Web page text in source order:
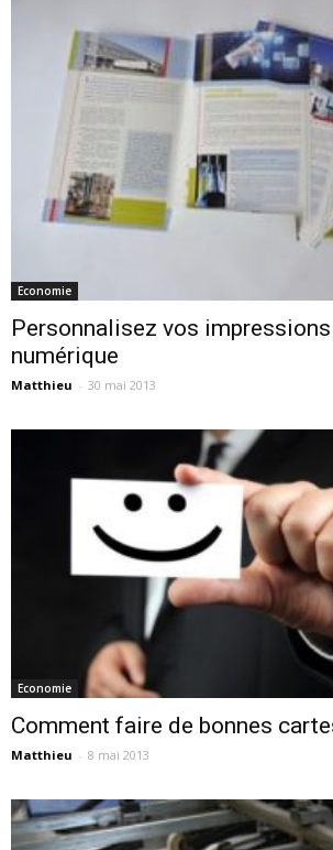
Economie
Personnalisez vos impressions
numérique
Matthieu - 30 mai 2013
Economie
Comment faire de bonnes
Matthieu - 8 mai 2013